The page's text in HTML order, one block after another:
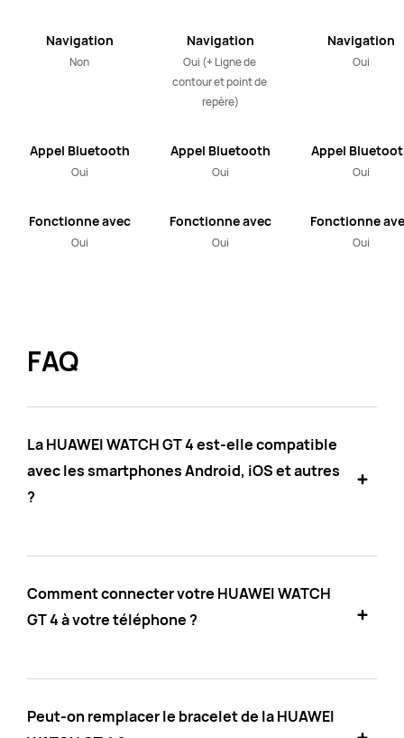
Navigation
routière avec
Non
Appel Bluetooth
Oui
Fonctionne avec
les appareils iOS
Oui
Navigation
routière avec
carte hors ligne
Oui (+ Ligne de
contour et point de
repère)
Appel Bluetooth
Oui
Fonctionne avec
les appareils iOS
Oui
Navigation
routière avec
Oui
Appel
Oui
Fonctionne
les appareils
Oui
FAQ
La HUAWEI WATCH GT 4 est-elle compatible
avec les smartphones Android, iOS et autres
?
Comment connecter votre HUAWEI WATCH
GT 4 à votre téléphone ?
Peut-on remplacer le bracelet de la HUAWEI